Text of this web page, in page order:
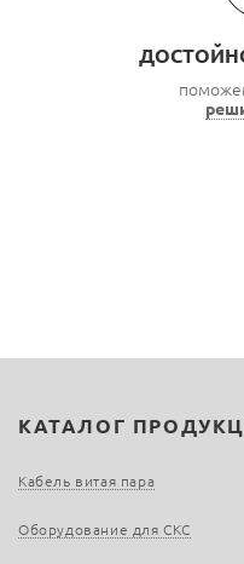
КАТАЛОГ
Кабель витая пара
Оборудование для СКС